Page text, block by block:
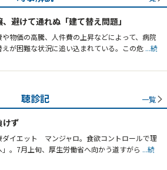
避けて通れぬ「建て替え問題」
物価の高騰、人件費の上昇などによって、病院
えが困難な状況に追い込まれている。この危 ...続
聴診記 一覧
けず
イエット マンジャロ。食欲コントロールで理
」。7月上旬、厚生労働省へ向かう道すがら ...続